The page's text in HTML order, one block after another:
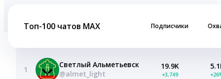
Топ-100 чатов MAX Подписчики
1
Светлый Альметьевск
@almet_light
19.9K
+3,749